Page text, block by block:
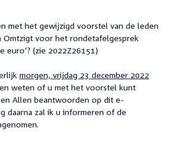
met het gewijzigd voorstel van de leden
Omtzigt voor het rondetafelgesprek
euro’? (zie 2022Z26151)
morgen, vrijdag 23 december 2022
weten of u met het voorstel kunt
Allen beantwoorden op dit e-
daarna zal ik u informeren of de